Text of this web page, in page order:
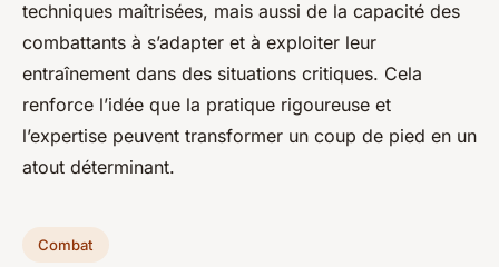
techniques maîtrisées, mais aussi de la capacité des
combattants à s’adapter et à exploiter leur
entraînement dans des situations critiques. Cela
renforce l’idée que la pratique rigoureuse et
l’expertise peuvent transformer un coup de pied en un
atout déterminant.
Combat